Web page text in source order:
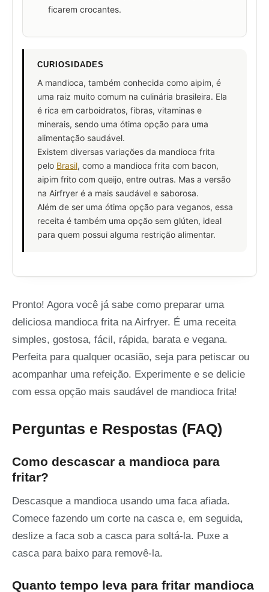
ficarem crocantes.
CURIOSIDADES
A mandioca, também conhecida como aipim, é
uma raiz muito comum na culinária brasileira. Ela
é rica em carboidratos, fibras, vitaminas e
minerais, sendo uma ótima opção para uma
alimentação saudável.
Existem diversas variações da mandioca frita
pelo Brasil, como a mandioca frita com bacon,
aipim frito com queijo, entre outras. Mas a versão
na Airfryer é a mais saudável e saborosa.
Além de ser uma ótima opção para veganos, essa
receita é também uma opção sem glúten, ideal
para quem possui alguma restrição alimentar.
Pronto! Agora você já sabe como preparar uma
deliciosa mandioca frita na Airfryer. É uma receita
simples, gostosa, fácil, rápida, barata e vegana.
Perfeita para qualquer ocasião, seja para petiscar ou
acompanhar uma refeição. Experimente e se delicie
com essa opção mais saudável de mandioca frita!
Perguntas e Respostas (FAQ)
Como descascar a mandioca para
fritar?
Descasque a mandioca usando uma faca afiada.
Comece fazendo um corte na casca e, em seguida,
deslize a faca sob a casca para soltá-la. Puxe a
casca para baixo para removê-la.
Quanto tempo leva para fritar mandioca